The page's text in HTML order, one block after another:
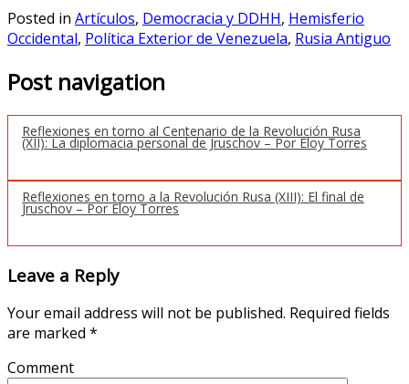
Posted in Artículos, Democracia y DDHH, Hemisferio
Occidental, Política Exterior de Venezuela, Rusia Antiguo
Post navigation
Reflexiones en torno al Centenario de la Revolución Rusa
(XII): La diplomacia personal de Jruschov – Por Eloy Torres
Reflexiones en torno a la Revolución Rusa (XIII): El final de
Jruschov – Por Eloy Torres
Leave a Reply
Your email address will not be published. Required fields
are marked *
Comment